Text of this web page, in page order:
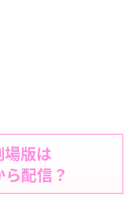
場版は
配信？